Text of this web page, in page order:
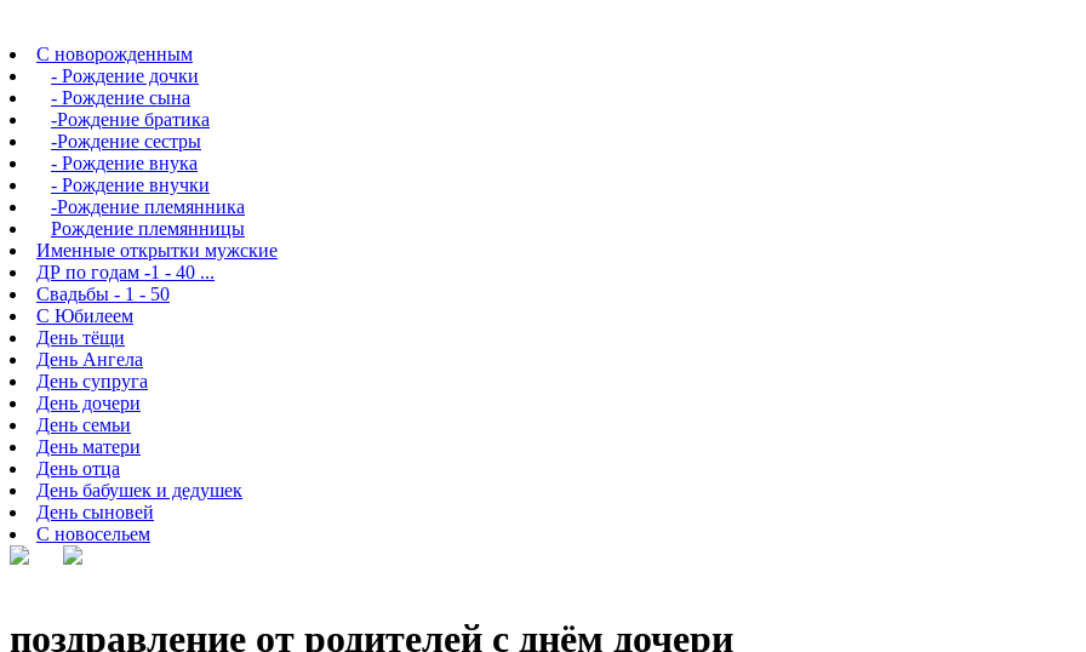
С новорожденным
- Рождение дочки
- Рождение сына
-Рождение братика
-Рождение сестры
- Рождение внука
- Рождение внучки
-Рождение племянника
Рождение племянницы
Именные открытки мужские
ДР по годам -1 - 40 ...
Свадьбы - 1 - 50
С Юбилеем
День тёщи
День Ангела
День супруга
День дочери
День семьи
День матери
День отца
День бабушек и дедушек
День сыновей
С новосельем
поздравление от родителей с днём дочери